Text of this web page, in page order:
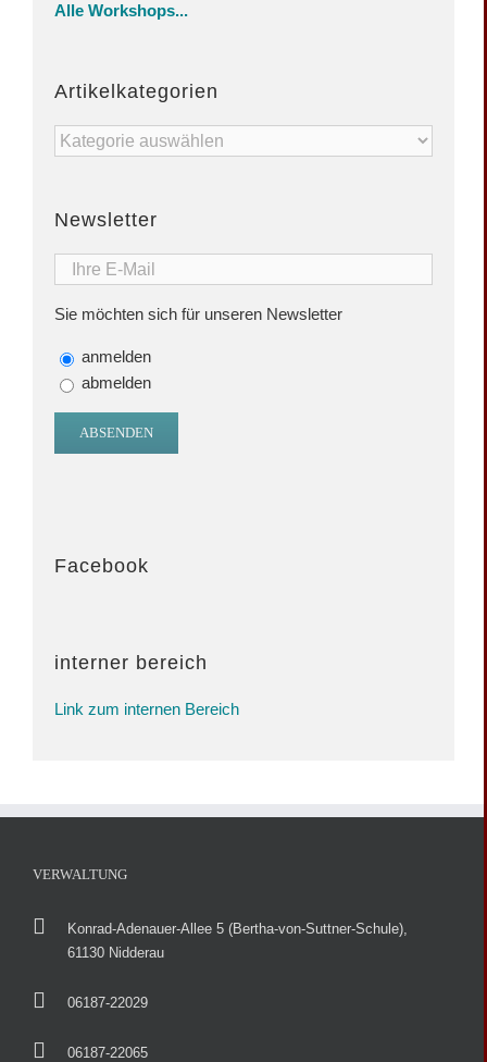
Alle Workshops...
Artikelkategorien
Artikelkategorien
Newsletter
Sie möchten sich für unseren Newsletter
anmelden
abmelden
Facebook
interner bereich
Link zum internen Bereich
VERWALTUNG
Konrad-Adenauer-Allee 5 (Bertha-von-Suttner-Schule),
61130 Nidderau
06187-22029
06187-22065